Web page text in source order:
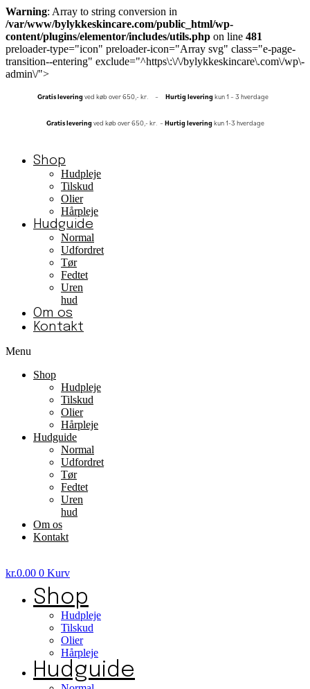
Warning: Array to string conversion in
/var/www/bylykkeskincare.com/public_html/wp-
content/plugins/elementor/includes/utils.php on line 481
preloader-type="icon" preloader-icon="Array svg" class="e-page-
transition--entering" exclude="^https\:\/\/bylykkeskincare\.com\/wp\-
admin\/">
Gratisleveringved køb over 650,- kr. – Hurtigleveringkun 1 – 3 hverdage
Gratisleveringved køb over 650,- kr. – Hurtig leveringkun 1-3 hverdage
Shop
Hudpleje
Tilskud
Olier
Hårpleje
Hudguide
Normal
Udfordret
Tør
Fedtet
Uren
hud
Om os
Kontakt
Menu
Shop
Hudpleje
Tilskud
Olier
Hårpleje
Hudguide
Normal
Udfordret
Tør
Fedtet
Uren
hud
Om os
Kontakt
kr.0.00 0 Kurv
Shop
Hudpleje
Tilskud
Olier
Hårpleje
Hudguide